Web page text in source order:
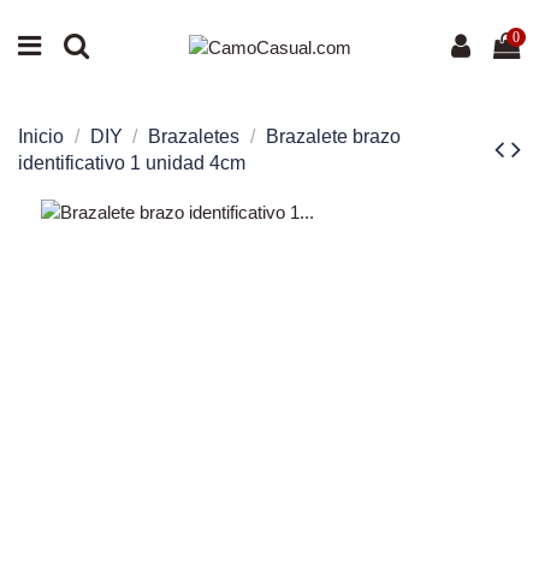
0
Inicio DIY Brazaletes
Brazalete brazo
identificativo 1 unidad 4cm